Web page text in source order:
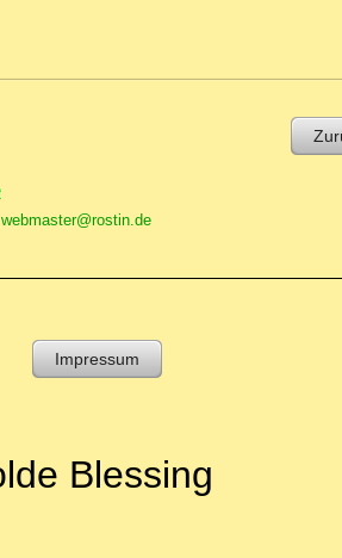
webmaster@rostin.de
Impressum
Blessing